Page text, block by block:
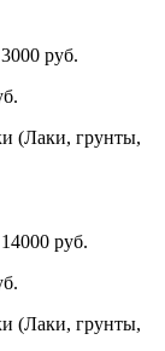
руб.
(Лаки, грунты,
руб.
(Лаки, грунты,